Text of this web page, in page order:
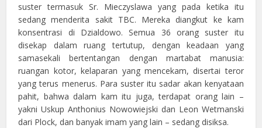
suster termasuk Sr. Mieczyslawa yang pada ketika itu
sedang menderita sakit TBC. Mereka diangkut ke kam
konsentrasi di Dzialdowo. Semua 36 orang suster itu
disekap dalam ruang tertutup, dengan keadaan yang
samasekali bertentangan dengan martabat manusia:
ruangan kotor, kelaparan yang mencekam, disertai teror
yang terus menerus. Para suster itu sadar akan kenyataan
pahit, bahwa dalam kam itu juga, terdapat orang lain –
yakni Uskup Anthonius Nowowiejski dan Leon Wetmanski
dari Plock, dan banyak imam yang lain – sedang disiksa.